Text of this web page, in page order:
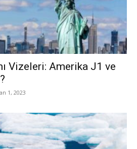
Vizeleri: Amerika J1 ve
1, 2023